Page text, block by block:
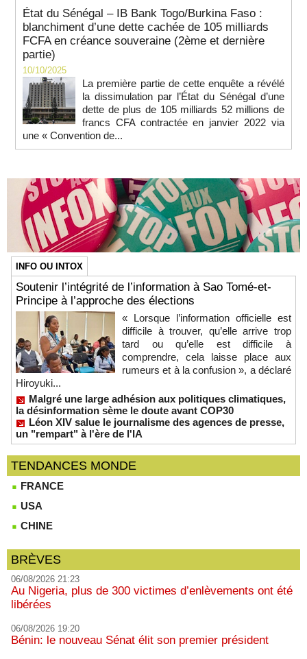
État du Sénégal – IB Bank Togo/Burkina Faso :
blanchiment d’une dette cachée de 105 milliards
FCFA en créance souveraine (2ème et dernière
partie)
10/10/2025
La première partie de cette enquête a révélé
la dissimulation par l’État du Sénégal d’une
dette de plus de 105 milliards 52 millions de
francs CFA contractée en janvier 2022 via
une « Convention de...
INFO OU INTOX
Soutenir l’intégrité de l’information à Sao Tomé-et-
Principe à l’approche des élections
« Lorsque l’information officielle est
difficile à trouver, qu’elle arrive trop
tard ou qu’elle est difficile à
comprendre, cela laisse place aux
rumeurs et à la confusion », a déclaré
Hiroyuki...
Malgré une large adhésion aux politiques climatiques,
la désinformation sème le doute avant COP30
Léon XIV salue le journalisme des agences de presse,
un "rempart" à l'ère de l'IA
TENDANCES MONDE
FRANCE
USA
CHINE
BRÈVES
06/08/2026 21:23
Au Nigeria, plus de 300 victimes d’enlèvements ont été
libérées
06/08/2026 19:20
Bénin: le nouveau Sénat élit son premier président